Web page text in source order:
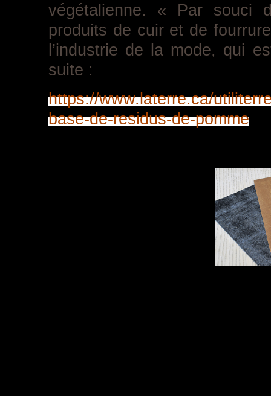
végétalienne. « Par souci
produits de cuir et de
l’industrie de la mode, qui
suite :
https://www.laterre.ca/
base-de-residus-de-pomme